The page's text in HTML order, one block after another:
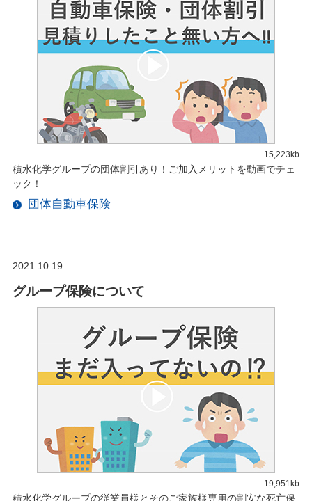
15,223kb
積水化学グループの団体割引あり！ご加入メリットを動画でチェ
ック！
団体自動車保険
2021.10.19
グループ保険について
19,951kb
積水化学グループの従業員様とそのご家族様専用の割安な死亡保